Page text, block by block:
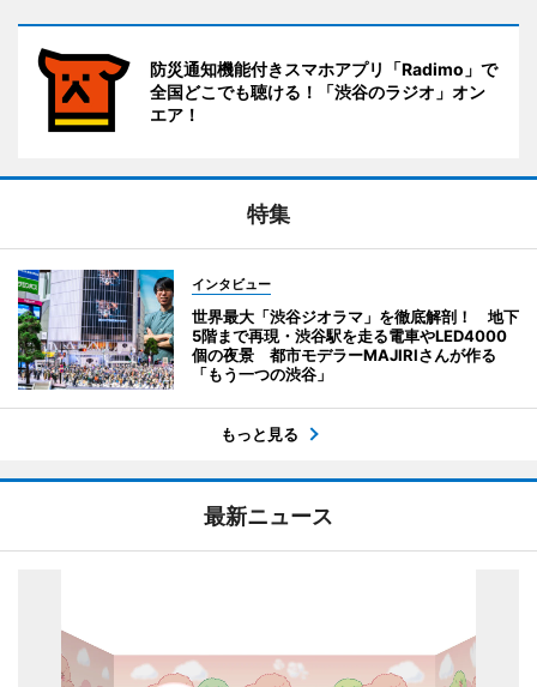
防災通知機能付きスマホアプリ「Radimo」で
全国どこでも聴ける！「渋谷のラジオ」オン
エア！
特集
インタビュー
世界最大「渋谷ジオラマ」を徹底解剖！ 地下
5階まで再現・渋谷駅を走る電車やLED4000
個の夜景 都市モデラーMAJIRIさんが作る
「もう一つの渋谷」
もっと見る
最新ニュース